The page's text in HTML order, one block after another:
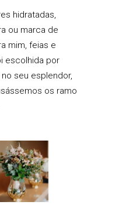
hidratadas,
ou marca de
mim, feias e
escolhida por
seu esplendor,
os ramo